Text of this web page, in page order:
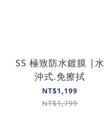
SS 極致防水鍍膜 |水
沖式.免擦拭
NT$1,199
NT$1,799